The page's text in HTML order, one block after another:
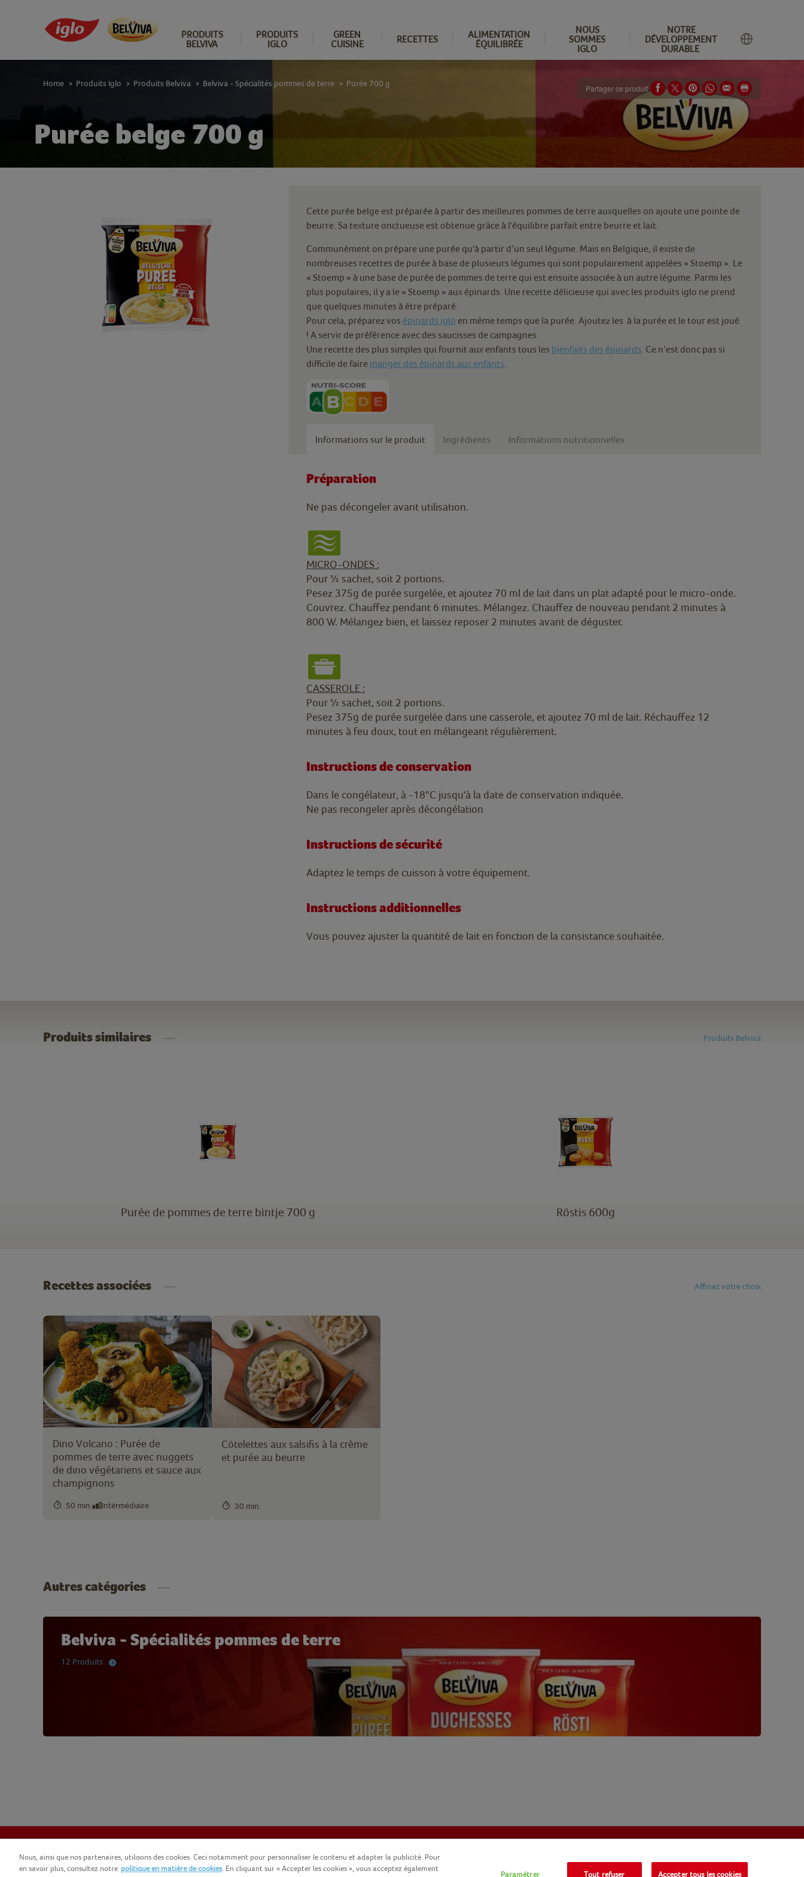
PRODUITS
BELVIVA
PRODUITS
IGLO
GREEN
CUISINE
RECETTES
ALIMENTATION
ÉQUILIBRÉE
NOUS
SOMMES
IGLO
NOTRE
DÉVELOPPEMENT
DURABLE
Purée belge 700 g
Home > Produits Iglo > Produits Belviva > Belviva - Spécialités pommes de terre > Purée 700 g Partager ce produit
Cette purée belge est préparée à partir des meilleures pommes de terre auxquelles on ajoute une pointe de
beurre. Sa texture onctueuse est obtenue grâce à l'équilibre parfait entre beurre et lait.
Communément on prépare une purée qu'à partir d’un seul légume. Mais en Belgique, il existe de
nombreuses recettes de purée à base de plusieurs légumes qui sont populairement appelées « Stoemp ». Le
« Stoemp » à une base de purée de pommes de terre qui est ensuite associée à un autre légume. Parmi les
plus populaires, il y a le « Stoemp » aux épinards. Une recette délicieuse qui avec les produits iglo ne prend
que quelques minutes à être préparé.
Pour cela, préparez vos épinards iglo en même temps que la purée. Ajoutez les à la purée et le tour est joué
! A servir de préférence avec des saucisses de campagnes.
Une recette des plus simples qui fournit aux enfants tous les bienfaits des épinards . Ce n’est donc pas si
difficile de faire manger des épinards aux enfants
Informations sur le produit Ingrédients Informations nutritionnelles
Préparation
Ne pas décongeler avant utilisation.
MICRO-ONDES :
Pour ½ sachet, soit 2 portions.
Pesez 375g de purée surgelée, et ajoutez 70 ml de lait dans un plat adapté pour le micro-onde.
Couvrez. Chauffez pendant 6 minutes. Mélangez. Chauffez de nouveau pendant 2 minutes à
800 W. Mélangez bien, et laissez reposer 2 minutes avant de déguster.
CASSEROLE :
Pour ½ sachet, soit 2 portions.
Pesez 375g de purée surgelée dans une casserole, et ajoutez 70 ml de lait. Réchauffez 12
minutes à feu doux, tout en mélangeant régulièrement.
Instructions de conservation
Dans le congélateur, à -18°C jusqu'à la date de conservation indiquée.
Ne pas recongeler après décongélation
Instructions de sécurité
Adaptez le temps de cuisson à votre équipement.
Instructions additionnelles
Vous pouvez ajuster la quantité de lait en fonction de la consistance souhaitée.
Produits similaires Produits Belviva
Purée de pommes de terre bintje 700 g Röstis 600g
Recettes associées Affinez votre choix
Dino Volcano : Purée de
pommes de terre avec nuggets
de dino végétariens et sauce aux
champignons
50 min. Intérmédiaire
Côtelettes aux salsifis à la crème
et purée au beurre
30 min.
Autres catégories
Belviva - Spécialités pommes de terre
12 Produits
Nous, ainsi que nos partenaires, utilisons des cookies. Ceci notamment pour personnaliser le contenu et adapter la publicité. Pour
en savoir plus, consultez notre politique en matière de cookies. En cliquant sur « Accepter les cookies », vous acceptez également
Paramétrer Tout refuser Accepter tous les cookies